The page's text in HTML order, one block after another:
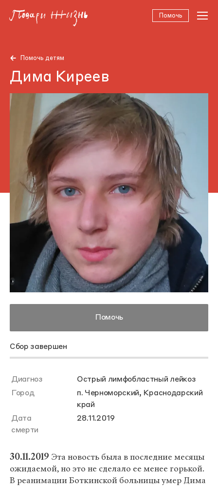
Помочь
Помочь детям
Дима Киреев
Помочь
Сбор завершен
Диагноз
Острый лимфобластный лейкоз
Город
п. Черноморский, Краснодарский
край
Дата
смерти
28.11.2019
30.11.2019 Эта новость была в последние месяцы
ожидаемой, но это не сделало ее менее горькой.
В реанимации Боткинской больницы умер Дима